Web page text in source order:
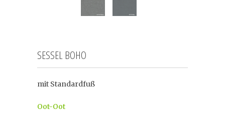
SESSEL BOHO
mit Standardfuß
Oot-Oot